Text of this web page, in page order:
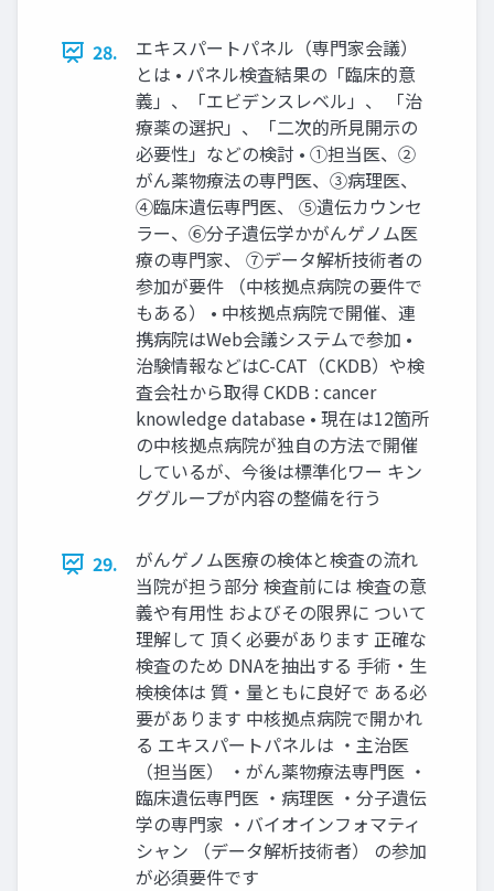
28.
エキスパートパネル（専⾨家会議）
とは • パネル検査結果の「臨床的意
義」、「エビデンスレベル」、 「治
療薬の選択」、「⼆次的所⾒開⽰の
必要性」などの検討 • ①担当医、②
がん薬物療法の専⾨医、③病理医、
④臨床遺伝専⾨医、 ⑤遺伝カウンセ
ラー、⑥分⼦遺伝学かがんゲノム医
療の専⾨家、 ⑦データ解析技術者の
参加が要件 （中核拠点病院の要件で
もある） • 中核拠点病院で開催、連
携病院はWeb会議システムで参加 •
治験情報などはC-CAT（CKDB）や検
査会社から取得 CKDB : cancer
knowledge database • 現在は12箇所
の中核拠点病院が独⾃の⽅法で開催
しているが、今後は標準化ワー キン
ググループが内容の整備を⾏う
29.
がんゲノム医療の検体と検査の流れ
当院が担う部分 検査前には 検査の意
義や有⽤性 およびその限界に ついて
理解して 頂く必要があります 正確な
検査のため DNAを抽出する ⼿術・⽣
検検体は 質・量ともに良好で ある必
要があります 中核拠点病院で開かれ
る エキスパートパネルは ・主治医
（担当医） ・がん薬物療法専⾨医 ・
臨床遺伝専⾨医 ・病理医 ・分⼦遺伝
学の専⾨家 ・バイオインフォマティ
シャン （データ解析技術者） の参加
が必須要件です